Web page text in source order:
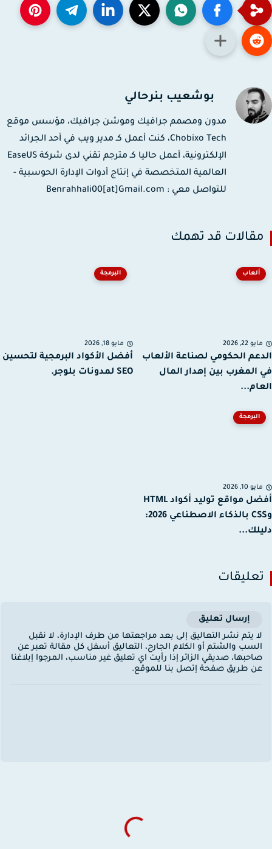
بوشعيب بنرحالي
مدون ومصمم جرافيك وموشن جرافيك، مؤسس موقع
Chobixo Tech، كنت أعمل كـ مدير ويب في أحد الجرائد
الإلكترونية، أعمل حاليا كـ مترجم تقني لدى شركة EaseUS
العالمية المتخصصة في إنتاج أدوات الإدارة الحوسبية -
للتواصل معي : Benrahhali00[at]Gmail.com
قد تهمك
ألعاب
22, 2026
الحكومي لصناعة الألعاب
بين إهدار المال
البرمجة
مايو 18, 2026
أفضل الأكواد البرمجية لتحسين
SEO لمدونات بلوجر.
البرمجة
10, 2026
أفضل مواقع توليد أكواد HTML
وCSS بالذكاء الاصطناعي 2026:
إرسال تعليق
يتم نشر التعاليق إلى بعد مراجعتها من طرف الإدارة، لا نقبل
والشتم أو الكلام الجارح، التعاليق أسفل كل مقالة تعبر عن
صديقي الزائر إذا رأيت اي تعليق غير مناسب، المرجوا إبلاغنا
طريق صفحة إتصل بنا للموقع.